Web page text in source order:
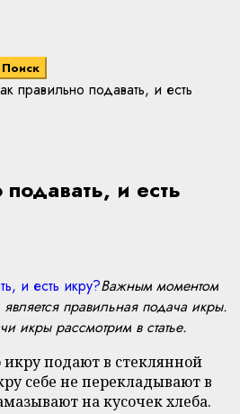
правильно подавать, и есть
и есть
Важным моментом
правильная подача икры.
икры рассмотрим в статье.
подают в стеклянной
себе не перекладывают в
на кусочек хлеба.